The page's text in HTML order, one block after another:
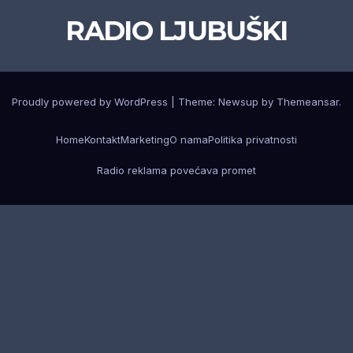
RADIO LJUBUŠKI
Proudly powered by WordPress Theme: Newsup by Themeansar.
HomeKontaktMarketingO namaPolitika privatnosti
Radio reklama povećava promet